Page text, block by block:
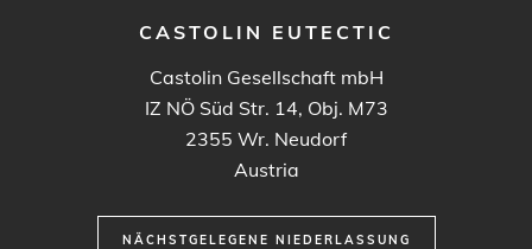
CASTOLIN EUTECTIC
Castolin Gesellschaft mbH
IZ NÖ Süd Str. 14, Obj. M73
2355 Wr. Neudorf
Austria
NÄCHSTGELEGENE NIEDERLASSUNG